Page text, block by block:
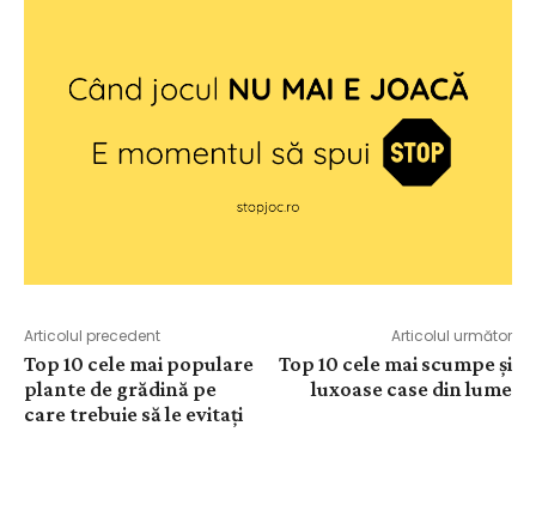
Articolul precedent
Top 10 cele mai populare
plante de grădină pe
care trebuie să le evitați
Articolul următor
Top 10 cele mai scumpe și
luxoase case din lume